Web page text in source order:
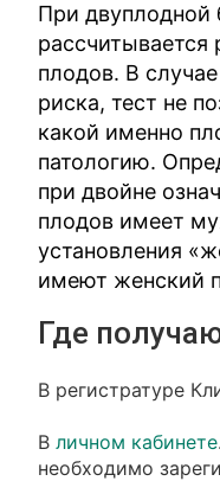
При двуплодной
плодов. В
риска, тест не
какой именно
патологию.
при двойне
плодов имеет
установления
имеют женский
Где
В регистратуре
Вличном кабинете
необходимо